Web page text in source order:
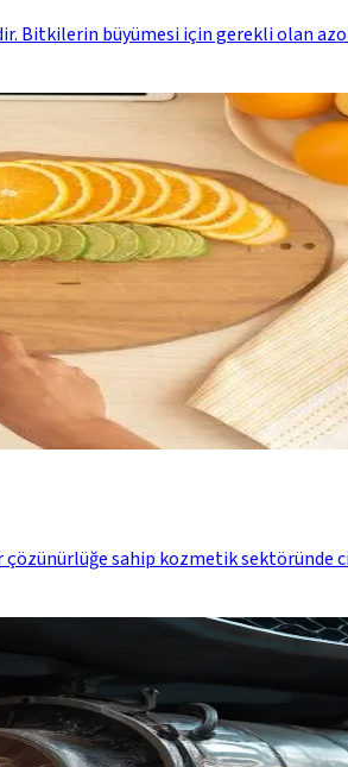
Bitkilerin büyümesi için gerekli olan
çözünürlüğe sahip kozmetik